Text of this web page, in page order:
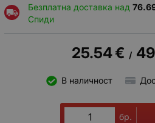
Безплатна доставка над
Спиди
25.54€ /
В наличност
бр.